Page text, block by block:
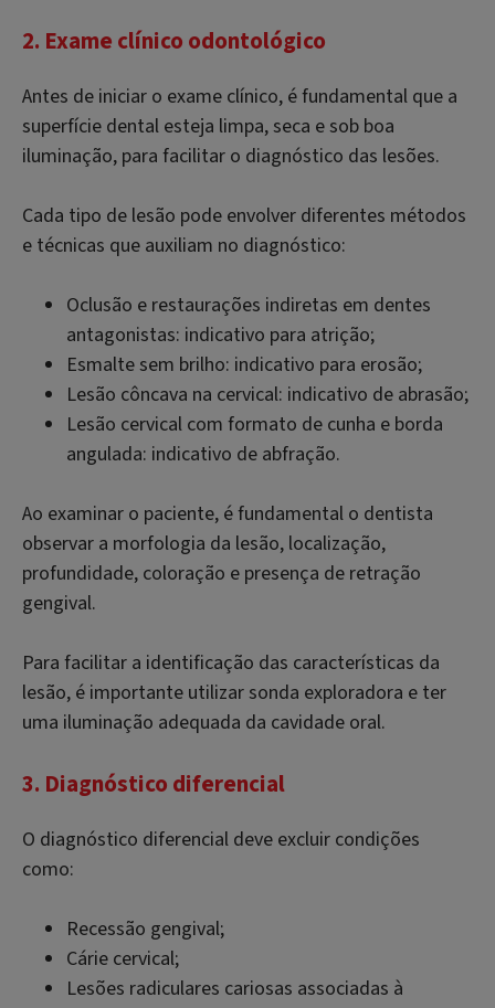
2. Exame clínico odontológico
Antes de iniciar o exame clínico, é fundamental que a
superfície dental esteja limpa, seca e sob boa
iluminação, para facilitar o diagnóstico das lesões.
Cada tipo de lesão pode envolver diferentes métodos
e técnicas que auxiliam no diagnóstico:
Oclusão e restaurações indiretas em dentes
antagonistas: indicativo para atrição;
Esmalte sem brilho: indicativo para erosão;
Lesão côncava na cervical: indicativo de abrasão;
Lesão cervical com formato de cunha e borda
angulada: indicativo de abfração.
Ao examinar o paciente, é fundamental o dentista
observar a morfologia da lesão, localização,
profundidade, coloração e presença de retração
gengival.
Para facilitar a identificação das características da
lesão, é importante utilizar sonda exploradora e ter
uma iluminação adequada da cavidade oral.
3. Diagnóstico diferencial
O diagnóstico diferencial deve excluir condições
como:
Recessão gengival;
Cárie cervical;
Lesões radiculares cariosas associadas à